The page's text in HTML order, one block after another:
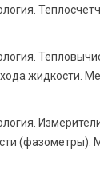
жидкости.
(фазометры).